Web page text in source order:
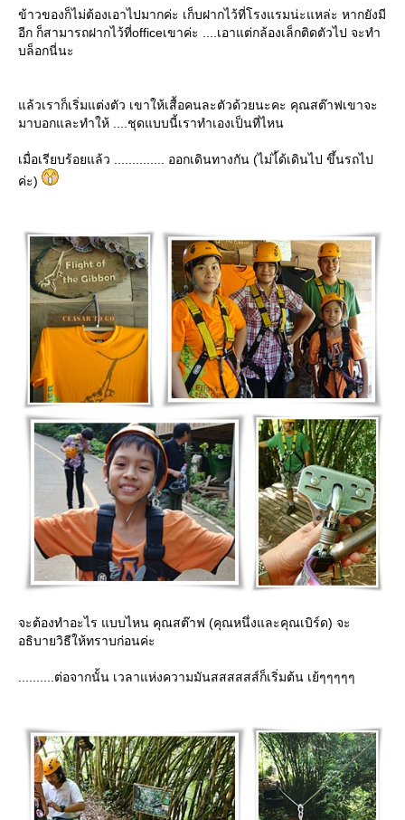
ข้าวของก็ไม่ต้องเอาไปมากค่ะ เก็บฝากไว้ที่โรงแรมน่ะแหล่ะ หากยังมี
อีก ก็สามารถฝากไว้ที่officeเขาค่ะ ....เอาแต่กล้องเล็กติดตัวไป จะทำ
บล็อกนี่นะ
ล้วเราก็เริ่มแต่งตัว เขาให้เสื้อคนละตัวด้วยนะคะ คุณสต๊าฟเขาจะ
มาบอกและทำให้ ....ชุดแบบนี้เราทำเองเป็นที่ไหน
เมื่อเรียบร้อยแล้ว .............. ออกเดินทางกัน (ไม่ไ้ด้เดินไป ขึ้นรถไป
ค่ะ)
จะต้องทำอะไร แบบไหน คุณสต๊าฟ (คุณหนึ่งและคุณเบิร์ด) จะ
อธิบายวิธีให้ทราบก่อนค่ะ
..........ต่อจากนั้น เวลาแห่งความมันสสสสสส์ก็เริ่มต้น เย้ๆๆๆๆๆ